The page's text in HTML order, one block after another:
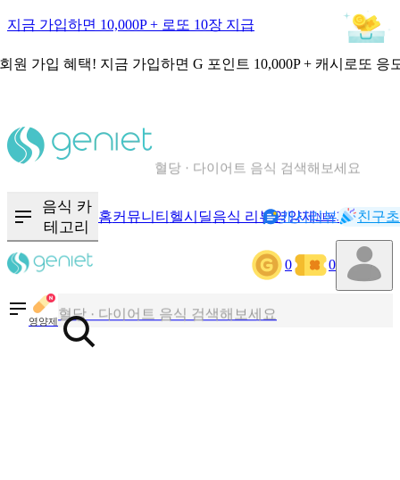
지금 가입하면 10,000P + 로또 10장 지급
원 가입 혜택! 지금 가입하면 G 포인트 10,000P + 캐시로또 응
혈당 · 다이어트 음식 검색해보세요
음식 카
테고리
홈커뮤니티 헬시딜음식 리뷰영양제NEW기록
캐시리뷰 친구
0 0
영양제
칼로리와 영양성분을 검색해보세요
혈당 · 다이어트 음식 검색해보세요
음식 · 영양제 리뷰를 찾아보세요